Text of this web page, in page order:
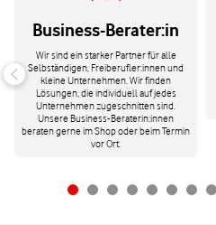
Business-Berater:in
Wir sind ein starker Partner für alle
Selbständigen, Freiberufler:innen und
kleine Unternehmen. Wir finden
Lösungen, die individuell auf jedes
Unternehmen zugeschnitten sind.
Unsere Business-Beraterin:innen
beraten gerne im Shop oder beim Termin
vor Ort.